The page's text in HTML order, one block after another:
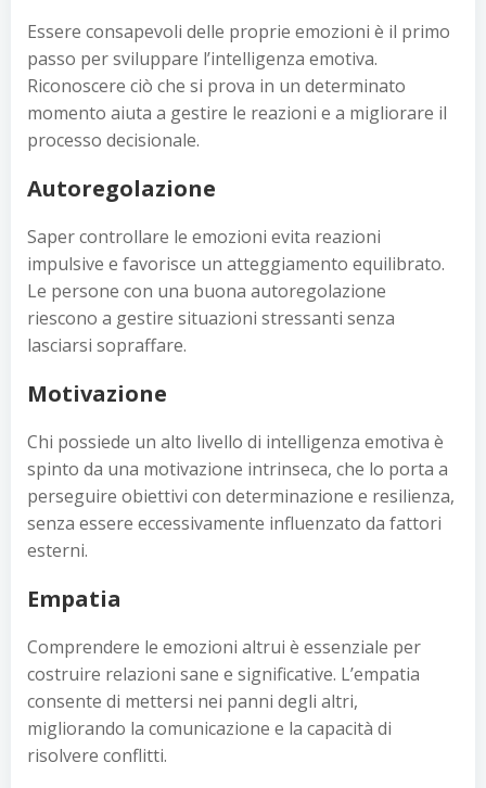
Essere consapevoli delle proprie emozioni è il primo
passo per sviluppare l’intelligenza emotiva.
Riconoscere ciò che si prova in un determinato
momento aiuta a gestire le reazioni e a migliorare il
processo decisionale.
Autoregolazione
Saper controllare le emozioni evita reazioni
impulsive e favorisce un atteggiamento equilibrato.
Le persone con una buona autoregolazione
riescono a gestire situazioni stressanti senza
lasciarsi sopraffare.
Motivazione
Chi possiede un alto livello di intelligenza emotiva è
spinto da una motivazione intrinseca, che lo porta a
perseguire obiettivi con determinazione e resilienza,
senza essere eccessivamente influenzato da fattori
esterni.
Empatia
Comprendere le emozioni altrui è essenziale per
costruire relazioni sane e significative. L’empatia
consente di mettersi nei panni degli altri,
migliorando la comunicazione e la capacità di
risolvere conflitti.